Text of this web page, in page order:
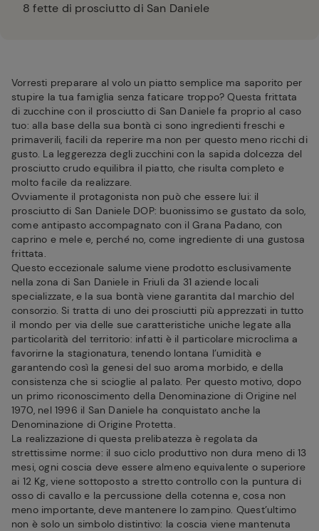
8 fette di prosciutto di San Daniele
Vorresti preparare al volo un piatto semplice ma saporito per
stupire la tua famiglia senza faticare troppo? Questa frittata
di zucchine con il prosciutto di San Daniele fa proprio al caso
tuo: alla base della sua bontà ci sono ingredienti freschi e
primaverili, facili da reperire ma non per questo meno ricchi di
gusto. La leggerezza degli zucchini con la sapida dolcezza del
prosciutto crudo equilibra il piatto, che risulta completo e
molto facile da realizzare.
Ovviamente il protagonista non può che essere lui: il
prosciutto di San Daniele DOP: buonissimo se gustato da solo,
come antipasto accompagnato con il Grana Padano, con
caprino e mele e, perché no, come ingrediente di una gustosa
frittata.
Questo eccezionale salume viene prodotto esclusivamente
nella zona di San Daniele in Friuli da 31 aziende locali
specializzate, e la sua bontà viene garantita dal marchio del
consorzio. Si tratta di uno dei prosciutti più apprezzati in tutto
il mondo per via delle sue caratteristiche uniche legate alla
particolarità del territorio: infatti è il particolare microclima a
favorirne la stagionatura, tenendo lontana l’umidità e
garantendo così la genesi del suo aroma morbido, e della
consistenza che si scioglie al palato. Per questo motivo, dopo
un primo riconoscimento della Denominazione di Origine nel
1970, nel 1996 il San Daniele ha conquistato anche la
Denominazione di Origine Protetta.
La realizzazione di questa prelibatezza è regolata da
strettissime norme: il suo ciclo produttivo non dura meno di 13
mesi, ogni coscia deve essere almeno equivalente o superiore
ai 12 Kg, viene sottoposto a stretto controllo con la puntura di
osso di cavallo e la percussione della cotenna e, cosa non
meno importante, deve mantenere lo zampino. Quest’ultimo
non è solo un simbolo distintivo: la coscia viene mantenuta